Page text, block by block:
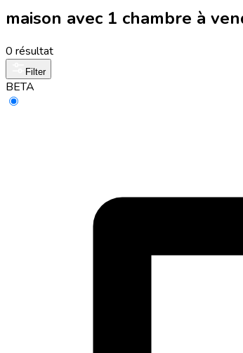
maison avec 1 chambre à
0 résultat
Filter
BETA